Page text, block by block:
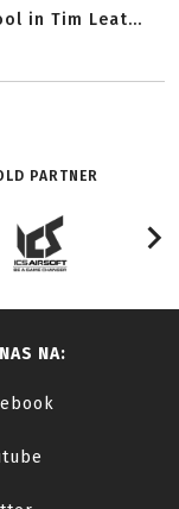
in Tim Leat...
PARTNER
NA: